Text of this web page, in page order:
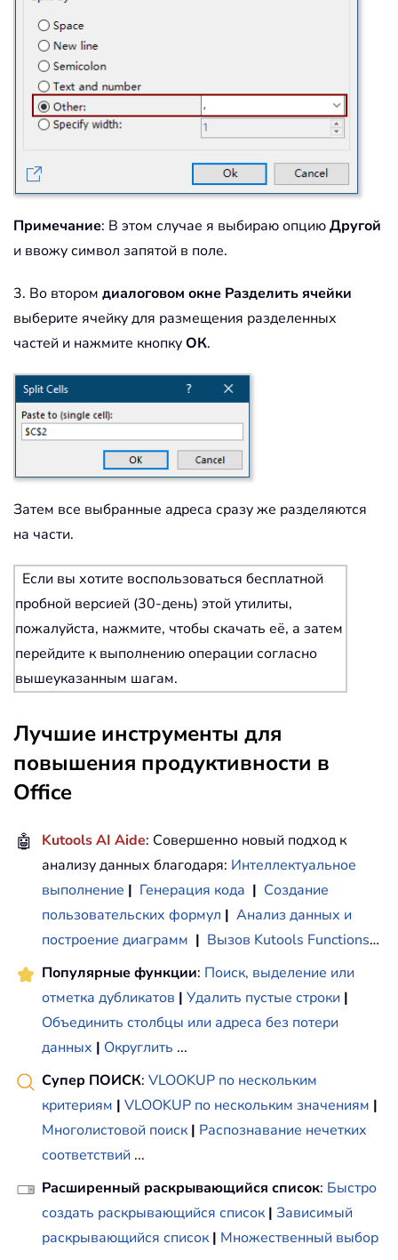
Примечание: В этом случае я выбираю опциюДругой
и ввожу символ запятой в поле.
3. Во втором диалоговом окне Разделить ячейки
выберите ячейку для размещения разделенных
частей и нажмите кнопкуОК.
Затем все выбранные адреса сразу же разделяются
на части.
Если вы хотите воспользоваться бесплатной
пробной версией (30-день) этой утилиты,
пожалуйста, нажмите, чтобы скачать её, а затем
перейдите к выполнению операции согласно
вышеуказанным шагам.
Лучшие инструменты для
повышения продуктивности в
Office
🤖 Kutools AI Aide: Совершенно новый подход к
анализу данных благодаря: Интеллектуальное
выполнение | Генерация кода | Создание
пользовательских формул | Анализ данных и
построение диаграмм | Вызов Kutools Functions…
Популярные функции: Поиск, выделение или
отметка дубликатов | Удалить пустые строки |
Объединить столбцы или адреса без потери
данных | Округлить ...
Супер ПОИСК: VLOOKUP по нескольким
критериям | VLOOKUP по нескольким значениям |
Многолистовой поиск | Распознавание нечетких
соответствий ...
Расширенный раскрывающийся список: Быстро
создать раскрывающийся список | Зависимый
раскрывающийся список | Множественный выбор